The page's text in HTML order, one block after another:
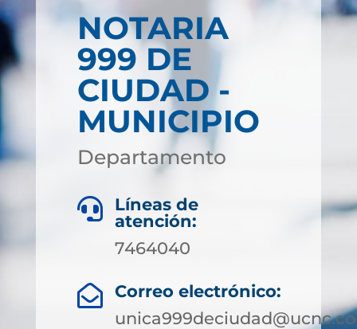
NOTARIA
999 DE
CIUDAD -
MUNICIPIO
Departamento

Líneas de
atención:
7464040

Correo electrónico: